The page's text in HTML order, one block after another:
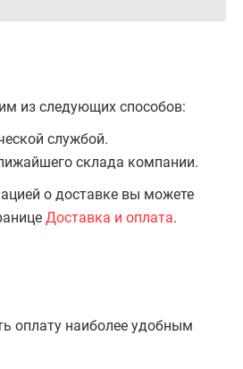
из следующих способов:
службой.
склада компании.
о доставке вы можете
Доставка и оплата.
оплату наиболее удобным